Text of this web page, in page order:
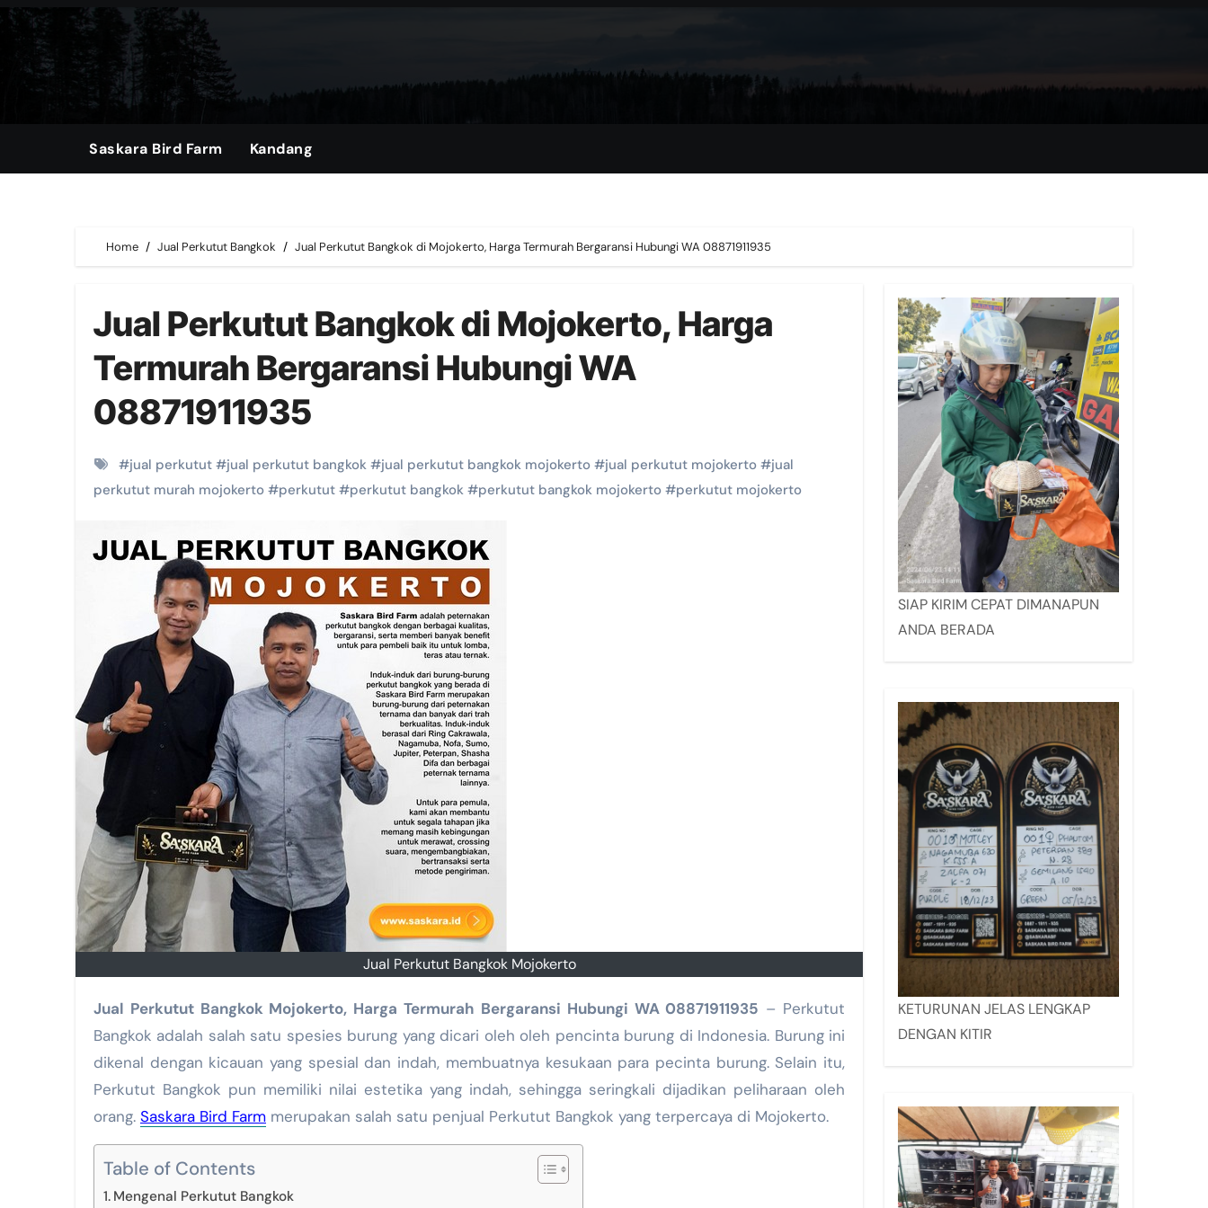
Skip
content
Saskara Bird Farm Kandang
Home Jual Perkutut Bangkok Jual Perkutut Bangkok di Mojokerto, Harga Termurah Bergaransi Hubungi WA 08871911935
Jual Perkutut Bangkok di Mojokerto, Harga
Termurah Bergaransi Hubungi WA
08871911935
#jual perkutut #jual perkutut bangkok #jual perkutut bangkok mojokerto #jual perkutut mojokerto #jual
perkutut murah mojokerto #perkutut #perkutut bangkok #perkutut bangkok mojokerto #perkutut mojokerto
Jual Perkutut Bangkok Mojokerto
Jual Perkutut Bangkok Mojokerto, Harga Termurah Bergaransi Hubungi WA 08871911935 – Perkutut
Bangkok adalah salah satu spesies burung yang dicari oleh oleh pencinta burung di Indonesia. Burung ini
dikenal dengan kicauan yang spesial dan indah, membuatnya kesukaan para pecinta burung. Selain itu,
Perkutut Bangkok pun memiliki nilai estetika yang indah, sehingga seringkali dijadikan peliharaan oleh
orang. Saskara Bird Farm merupakan salah satu penjual Perkutut Bangkok yang terpercaya di Mojokerto.
Table of Contents
Mengenal Perkutut Bangkok
SIAP KIRIM CEPAT DIMANAPUN
ANDA BERADA
KETURUNAN JELAS LENGKAP
DENGAN KITIR